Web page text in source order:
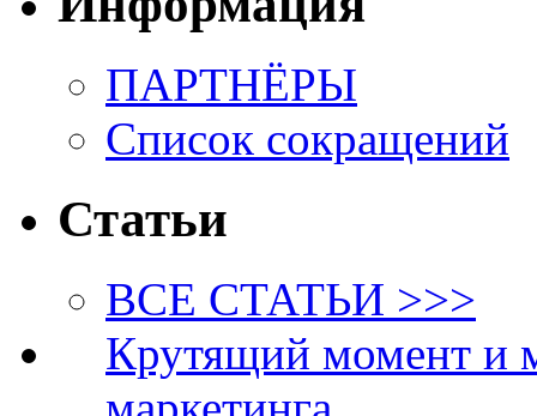
ПАРТНЁРЫ
Список сокращений
Статьи
ВСЕ СТАТЬИ >>>
Крутящий момент и